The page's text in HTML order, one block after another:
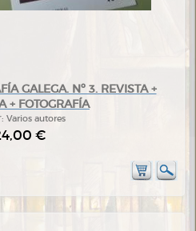
GALEGA. Nº 3. REVISTA +
+ FOTOGRAFÍA
Varios autores
€